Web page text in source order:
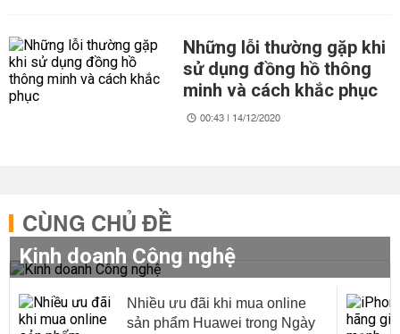
Những lỗi thường gặp khi
sử dụng đồng hồ thông
minh và cách khắc phục
00:43 | 14/12/2020
CÙNG CHỦ ĐỀ
Kinh doanh Công nghệ
Nhiều ưu đãi khi mua online
sản phẩm Huawei trong Ngày